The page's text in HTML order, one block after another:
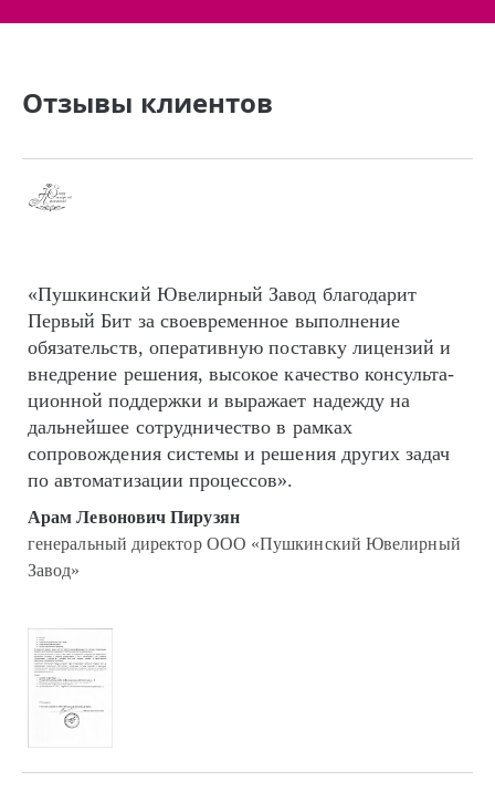
Отзывы клиентов
«Пушкинский Ювелирный Завод благодарит
Первый Бит за своевременное выполнение
обязательств, оперативную поставку лицензий и
внедрение решения, высокое качество кон­суль­та­
цион­ной поддержки и выражает надежду на
дальнейшее сотрудничество в рамках
сопровождения системы и решения других задач
по автоматизации процессов».
Арам Левонович Пирузян
генеральный директор ООО «Пушкинский Ювелирный
Завод»